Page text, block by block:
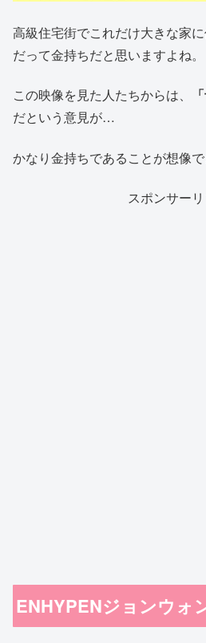
高級住宅街でこれだけ大きな家
だって金持ちだと思いますよね。
この映像を見た人たちからは、
だという意見が…
かなり金持ちであることが想像で
スポンサー
ENHYPENジョンウォ